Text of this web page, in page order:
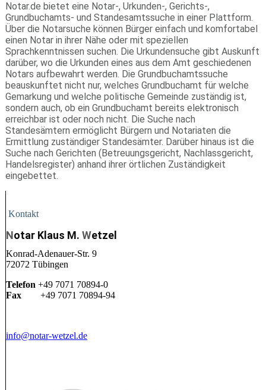
Notar.de bietet eine Notar-, Urkunden-, Gerichts-,
Grundbuchamts- und Standesamtssuche in einer Plattform.
Über die Notarsuche können Bürger einfach und komfortabel
einen Notar in ihrer Nähe oder mit speziellen
Sprachkenntnissen suchen. Die Urkundensuche gibt Auskunft
darüber, wo die Urkunden eines aus dem Amt geschiedenen
Notars aufbewahrt werden. Die Grundbuchamtssuche
beauskunftet nicht nur, welches Grundbuchamt für welche
Gemarkung und welche politische Gemeinde zuständig ist,
sondern auch, ob ein Grundbuchamt bereits elektronisch
erreichbar ist oder noch nicht. Die Suche nach
Standesämtern ermöglicht Bürgern und Notariaten die
Ermittlung zuständiger Standesämter. Darüber hinaus ist die
Suche nach Gerichten (Betreuungsgericht, Nachlassgericht,
Handelsregister) anhand ihrer örtlichen Zuständigkeit
eingebettet.
Kontakt
Notar Klaus M. Wetzel
Konrad-Adenauer-Str. 9
72072 Tübingen
Telefon +49 7071 70894-0
Fax +49 7071 70894-94
info@notar-wetzel.de